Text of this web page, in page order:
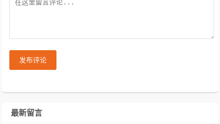
发布评论
最新留言